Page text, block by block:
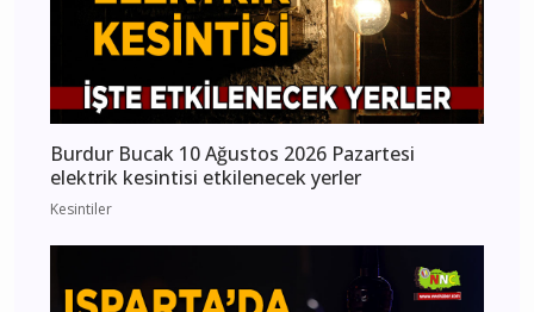
Burdur Bucak 10 Ağustos 2026 Pazartesi
elektrik kesintisi etkilenecek yerler
Kesintiler